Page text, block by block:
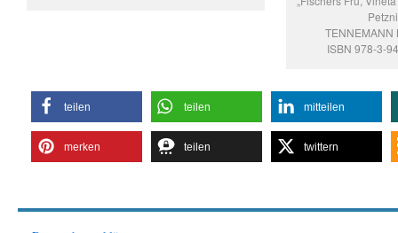
TENNEMANN
ISBN 978-3-
teilen teilen mitteilen
merken teilen twittern